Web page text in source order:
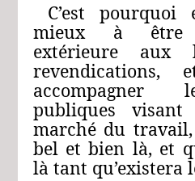
C’est
mieux à être
extérieure
accompagner
publiques
marché du
bel et bien là, et
là tant qu’existera